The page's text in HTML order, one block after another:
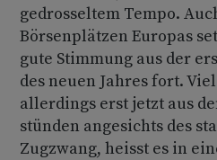
gedrosseltem Tempo.
Börsenplätzen Europas
gute Stimmung aus der
des neuen Jahres fort.
allerdings erst jetzt aus
stünden angesichts des
Zugzwang, heisst es in